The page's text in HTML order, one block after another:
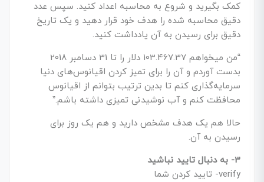
کمک بگیرید و شروع به محاسبه اعداد کنید. سپس عدد
دقیق محاسبه شده را هدف خود قرار دهید و یک تاریخ
دقیق برای رسیدن به آن یادداشت کنید.
“من می­خواهم 103.467.37 دلار را تا 31 دسامبر 2018
بدست آوردم و آن را برای تمیز کردن اقیانوس‌های دنیا
سرمایه­‌گذاری کنم تا بدین ترتیب بتوانم از اقیانوس
محافظت کنم و آب نوشیدنی تمیزی داشته باشم.”
حالا هم یک هدف مشخص دارید و هم یک روز برای
رسیدن به آن.
3- به دنبال تایید نباشید
verify- تایید کردن شما